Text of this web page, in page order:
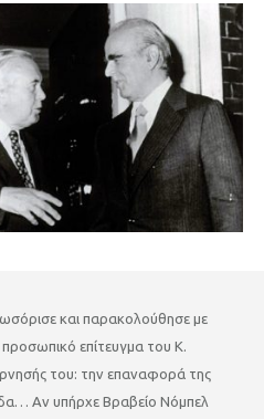
και παρακολούθησε με
επίτευγμα του Κ.
του: την επαναφορά της
Αν υπήρχε Βραβείο Νόμπελ